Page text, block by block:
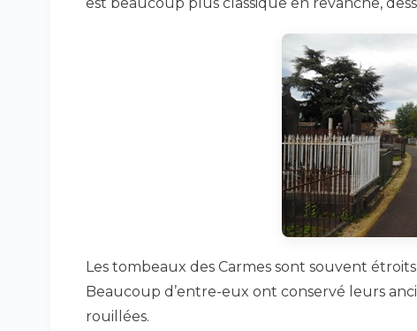
Les tombeaux des Carmes sont souvent
Beaucoup d’entre-eux ont conservé leurs
rouillées.